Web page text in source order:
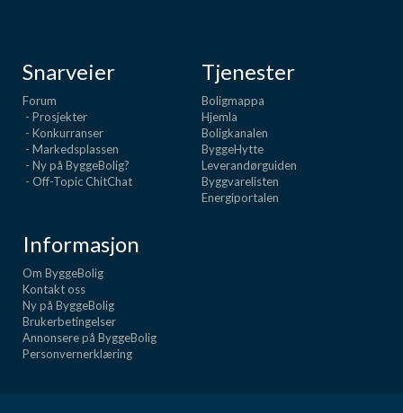
Snarveier
Forum
- Prosjekter
- Konkurranser
- Markedsplassen
- Ny på ByggeBolig?
- Off-Topic ChitChat
Tjenester
Boligmappa
Hjemla
Boligkanalen
ByggeHytte
Leverandørguiden
Byggvarelisten
Energiportalen
Informasjon
Om ByggeBolig
Kontakt oss
Ny på ByggeBolig
Brukerbetingelser
Annonsere på ByggeBolig
Personvernerklæring